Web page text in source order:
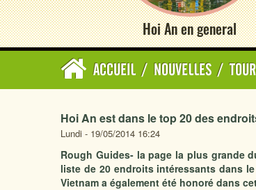
Hoi An en general
ACCUEIL / NOUVELLES /
Hoi An est dans le top 20 des
Lundi - 19/05/2014 16:24
Rough Guides- la page la plus grande
liste de 20 endroits intéressants dans
Vietnam a également été honoré dans